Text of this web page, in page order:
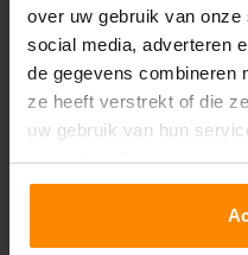
over uw gebruik van
social media, adverteren
de gegevens combineren
ze heeft verstrekt of die
uw gebruik van hun
accepteren!